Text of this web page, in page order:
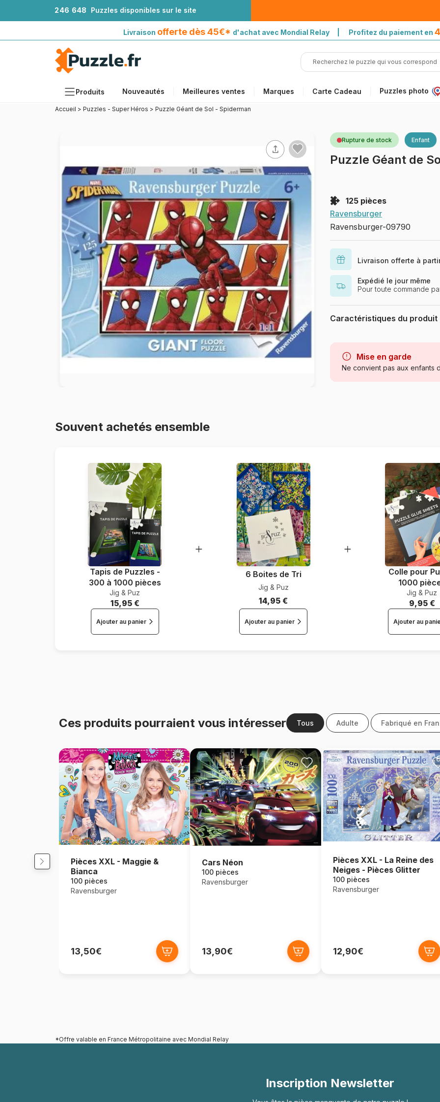
246 648 Puzzles disponibles sur le site
Livraison offerte dès 45€* d'achat avec Mondial Relay | Profitez du paiement en
Produits Nouveautés Meilleures ventes Marques Carte Cadeau Puzzles photo
Âges
Artistes
Accessoires
Puzzles en bois
Peinture au numéro
avec Mondial Relay
Accueil > Puzzles - Super Héros > Puzzle Géant de Sol - Spiderman
Rupture de stock Enfant
Puzzle Géant de
125 pièces
Ravensburger
Ravensburger-09790
Livraison offerte à
Expédié le jour même
Pour toute commande
Caractéristiques du produit
Catégorie
Mise en garde
Ne convient pas aux enfants
Souvent achetés ensemble
Tapis de Puzzles -
300 à 1000 pièces
Jig & Puz
15,95 €
Ajouter au panier
6 Boites de Tri
Jig & Puz
14,95 €
Ajouter au panier
Colle pour
1000
Jig & Puz
9,95 €
Ajouter au
Ces produits pourraient vous intéresser Tous Adulte Fabriqué en
Pièces XXL - Maggie &
Bianca
100 pièces
Ravensburger
13,50€
Cars Néon
100 pièces
Ravensburger
13,90€
Pièces XXL - La Reine des
Neiges - Pièces Glitter
100 pièces
Ravensburger
12,90€
*Offre valable en France Métropolitaine avec Mondial Relay
Inscription Newsletter